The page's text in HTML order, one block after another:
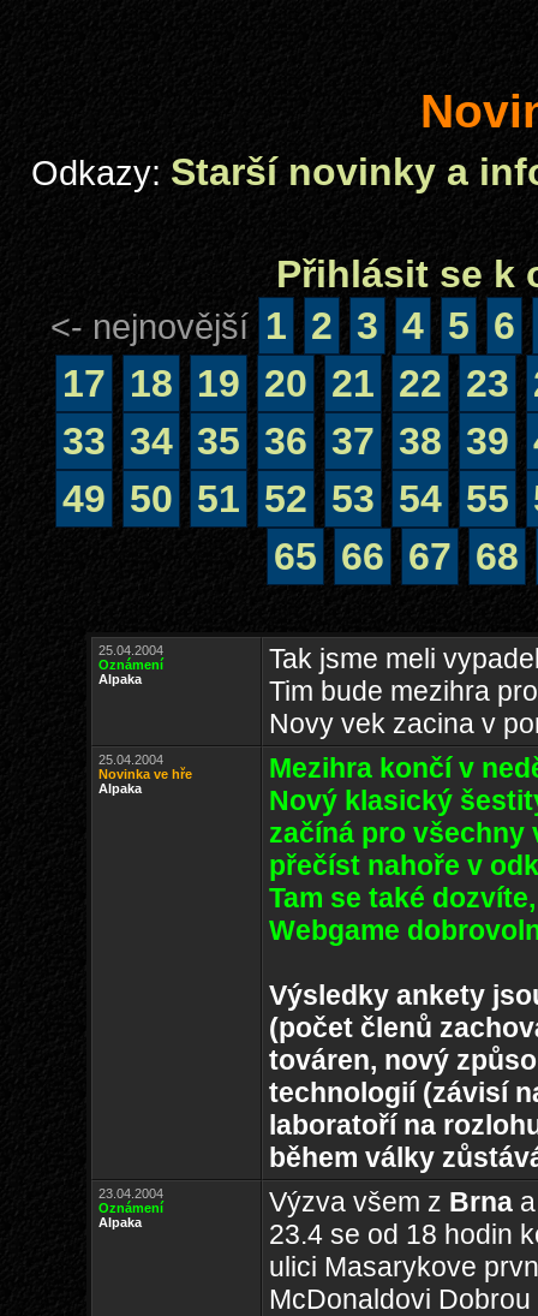
Odkazy: Starší novinky a
Přihlásit se k
<- nejnovější 1 2 3 4 5
6
17
18 19 20 21 22 23
33 34 35 36 37 38 39
49
50 51 52 53 54 55
65
66 67 68
25.04.2004
Oznámení
Alpaka
Tak jsme meli
Tim bude mezihra
Novy vek zacina v
25.04.2004
Novinka ve hře
Alpaka
Mezihra končí v
Nový klasický
začíná pro všechny
přečíst nahoře v
Tam se také
Webgame
Výsledky ankety
(počet členů
továren, nový
technologií (závisí
laboratoří na
během války
23.04.2004
Oznámení
Alpaka
Výzva všem z Brnaa
23.4 se od 18 hodin
ulici Masarykove
McDonaldovi